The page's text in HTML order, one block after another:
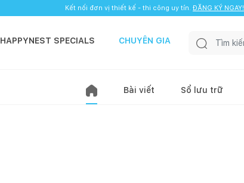
Kết nối đơn vị thiết kế - thi công uy tín. ĐĂNG KÝ NGAY!
HAPPYNEST SPECIALS CHUYÊN GIA
Bài viết Sổ lưu trữ